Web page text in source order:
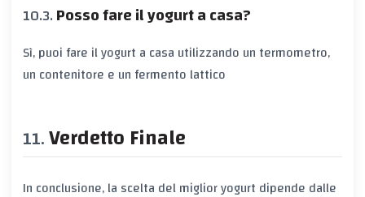
Posso fare il yogurt a casa?
Sì, puoi fare il yogurt a casa utilizzando un termometro,
un contenitore e un fermento lattico
Verdetto Finale
In conclusione, la scelta del miglior yogurt dipende dalle